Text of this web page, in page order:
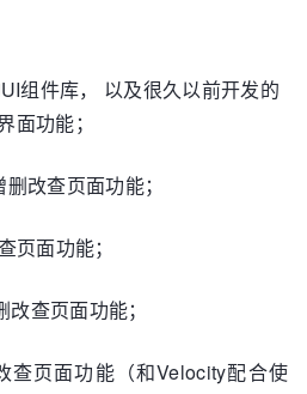
组件库， 以及很久以前开发的
面功能；
改查页面功能；
页面功能；
查页面功能；
查页面功能（和Velocity配合使